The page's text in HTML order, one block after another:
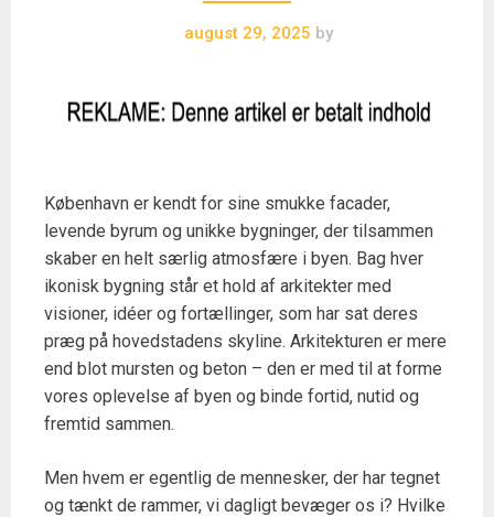
august 29, 2025 by
København er kendt for sine smukke facader,
levende byrum og unikke bygninger, der tilsammen
skaber en helt særlig atmosfære i byen. Bag hver
ikonisk bygning står et hold af arkitekter med
visioner, idéer og fortællinger, som har sat deres
præg på hovedstadens skyline. Arkitekturen er mere
end blot mursten og beton – den er med til at forme
vores oplevelse af byen og binde fortid, nutid og
fremtid sammen.
Men hvem er egentlig de mennesker, der har tegnet
og tænkt de rammer, vi dagligt bevæger os i? Hvilke